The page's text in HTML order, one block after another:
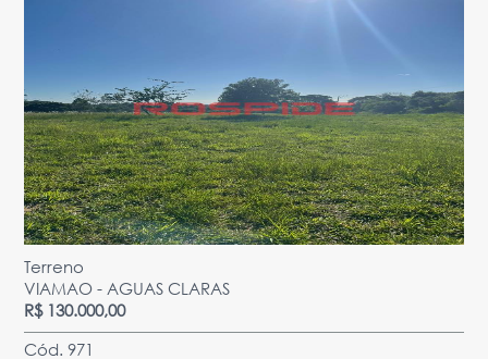
Terreno
VIAMAO - AGUAS CLARAS
R$ 130.000,00
Cód. 971